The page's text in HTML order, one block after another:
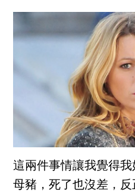
這兩件事情讓我覺得
母豬，死了也沒差，反